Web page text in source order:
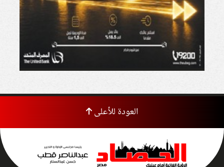
العودة للأعلى